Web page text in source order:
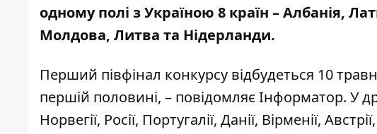
одному полі з Україною 8 країн – Албанія,
Молдова, Литва та Нідерланди.
Перший півфінал конкурсу відбудеться 10
першій половині, – повідомляє Інформатор. У
Норвегії, Росії, Португалії, Данії, Вірменії,